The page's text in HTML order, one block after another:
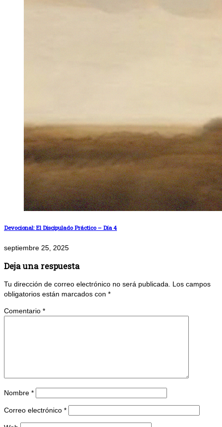
Devocional: El Discipulado Práctico – Día 4
septiembre 25, 2025
Deja una respuesta
Tu dirección de correo electrónico no será publicada. Los campos
obligatorios están marcados con *
Comentario *
Nombre *
Correo electrónico *